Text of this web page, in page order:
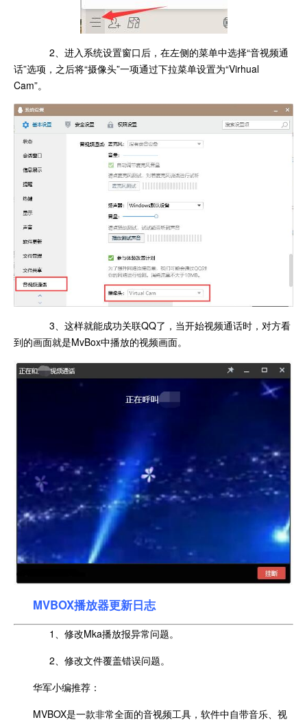
2、进入系统设置窗口后，在左侧的菜单中选择“音视频通
话”选项，之后将“摄像头”一项通过下拉菜单设置为“Virhual
Cam”。
3、这样就能成功关联QQ了，当开始视频通话时，对方看
到的画面就是MvBox中播放的视频画面。
MVBOX播放器更新日志
1、修改Mka播放报异常问题。
2、修改文件覆盖错误问题。
华军小编推荐：
MVBOX是一款非常全面的音视频工具，软件中自带音乐、视